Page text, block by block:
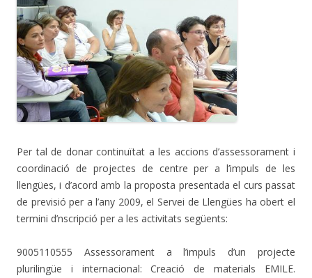
Per tal de donar continuïtat a les accions d’assessorament i
coordinació de projectes de centre per a l’impuls de les
llengües, i d’acord amb la proposta presentada el curs passat
de previsió per a l’any 2009, el Servei de Llengües ha obert el
termini d’nscripció per a les activitats següents:
9005110555 Assessorament a l’impuls d’un projecte
plurilingüe i internacional: Creació de materials EMILE.